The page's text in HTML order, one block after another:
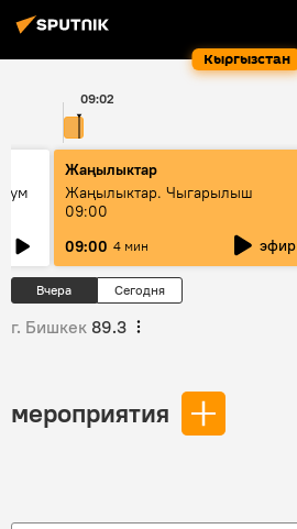
Кыргызстан
09:02
Жаңылыктар
Жаңылыктар. Чыгарылыш
09:00
09:00 4 мин эфир
Вчера Сегодня
г. Бишкек 89.3
мероприятия